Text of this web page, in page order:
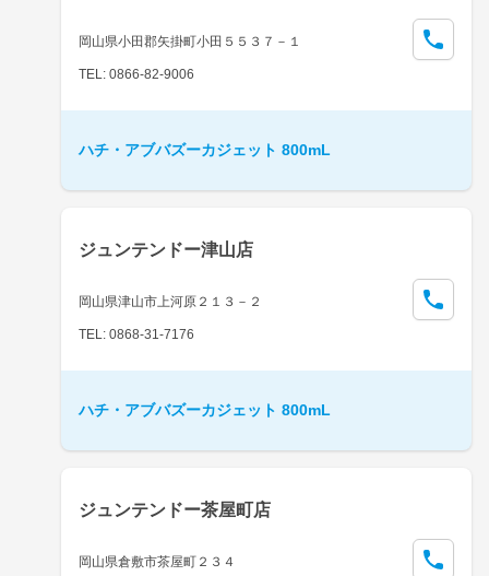
岡山県小田郡矢掛町小田５５３７－１
TEL: 0866-82-9006
ハチ・アブバズーカジェット 800mL
ジュンテンドー津山店
岡山県津山市上河原２１３－２
TEL: 0868-31-7176
ハチ・アブバズーカジェット 800mL
ジュンテンドー茶屋町店
岡山県倉敷市茶屋町２３４